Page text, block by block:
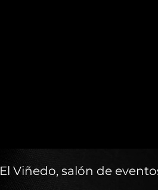
El Viñedo, salón de